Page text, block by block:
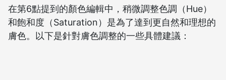
在第6點提到的顏色編輯中，稍微調整色調（Hue）
和飽和度（Saturation）是為了達到更自然和理想的
膚色。以下是針對膚色調整的一些具體建議：